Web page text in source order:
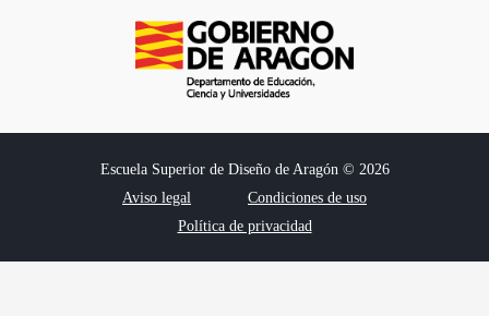
Escuela Superior de Diseño de Aragón © 2026
Aviso legal
Condiciones de uso
Política de privacidad